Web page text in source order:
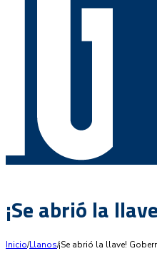
¡Se abrió la
Inicio/Llanos/¡Se abrió la llave!